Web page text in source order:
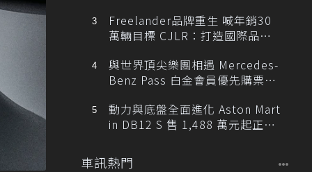
Freelander品牌重生 喊年銷30
萬輛目標 CJLR：打造國際品牌
與世界頂尖樂團相遇 Mercedes-
Benz Pass 白金會員優先購票維
動力與底盤全面進化 Aston Mart
in DB12 S 售 1,488 萬元起正式
車訊熱門